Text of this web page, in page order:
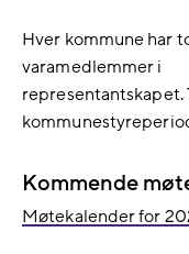
Hver kommune har
varamedlemmer i
representantskapet.
Kommende
Møtekalender for